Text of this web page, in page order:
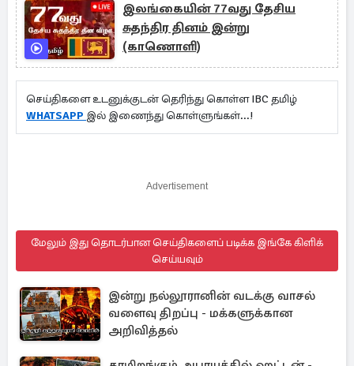
இலங்கையின் 77வது தேசிய
சுதந்திர தினம் இன்று
(காணொளி)
செய்திகளை உடனுக்குடன் தெரிந்து கொள்ள IBC தமிழ்
WHATSAPP இல் இணைந்து கொள்ளுங்கள்...!
Advertisement
மேலும் இது தொடர்பான செய்திகளைப் படிக்க இங்கே கிளிக்
செய்யவும்
இன்று நல்லூரானின் வடக்கு வாசல்
வளைவு திறப்பு - மக்களுக்கான
அறிவித்தல்